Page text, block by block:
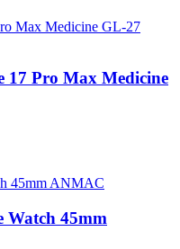
17 Pro Max Medicine
Watch 45mm